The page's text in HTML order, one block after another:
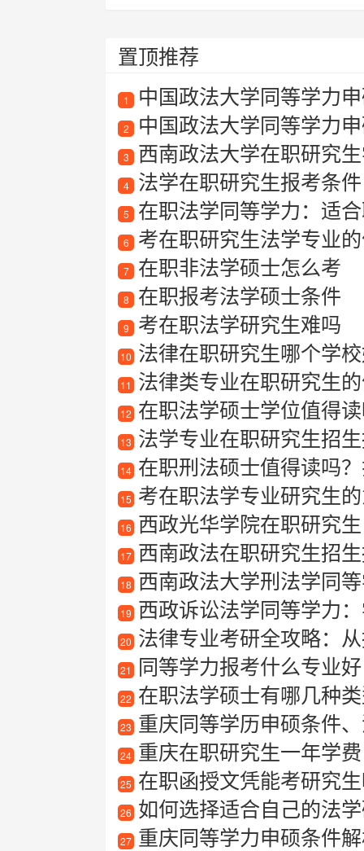
置顶推荐
1 中国政法大学同等学力
2 中国政法大学同等学力
3 西南政法大学在职研究
4 法学在职研究生报考条件
5 在职法学同等学力：适
6 考在职研究生法学专业
7 在职非法学硕士怎么考
8 在职报考法学硕士条件
9 考在职法学研究生难吗
10 法律在职研究生哪个学
11 法律类专业在职研究生
12 在职法学硕士学位值得读
13 法学专业在职研究生招
14 在职刑法硕士值得读吗
15 考在职法学专业研究生
16 西政光华学院在职研究生
17 西南政法在职研究生招
18 西南政法大学刑法学同
19 西政诉讼法学同等学力
20 法律专业考研全攻略：
21 同等学力报考什么专业好
22 在职法学硕士有哪几种类
23 重庆同等学历申硕条件
24 重庆在职研究生一年学费
25 在职函授文凭能考研究
26 如何选择适合自己的法
27 重庆同等学力申硕条件